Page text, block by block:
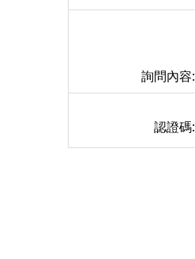
詢問內容:
認證碼: